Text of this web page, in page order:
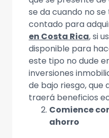
se da cuando no
contado para
en Costa Rica, si
disponible para
este tipo no dude
inversiones
de bajo riesgo, que
traerá beneficios
Comience
ahorro